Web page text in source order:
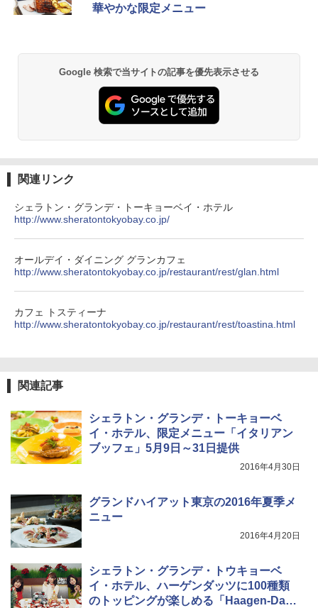
華やかな限定メニュー
Google 検索で当サイトの記事を優先表示させる
関連リンク
シェラトン・グランデ・トーキョーベイ・ホテル
http://www.sheratontokyobay.co.jp/
オールデイ・ダイニング グランカフェ
http://www.sheratontokyobay.co.jp/restaurant/rest/glan.html
カフェ トスティーナ
http://www.sheratontokyobay.co.jp/restaurant/rest/toastina.html
関連記事
シェラトン・グランデ・トーキョーベ
イ・ホテル、限定メニュー「イタリアン
ブッフェ」5月9日～31日提供
2016年4月30日
グランドハイアット東京の2016年夏季メ
ニュー
2016年4月20日
シェラトン・グランデ・トウキョーベ
イ・ホテル、ハーゲンダッツに100種類
のトッピングが楽しめる「Haagen-Dazs